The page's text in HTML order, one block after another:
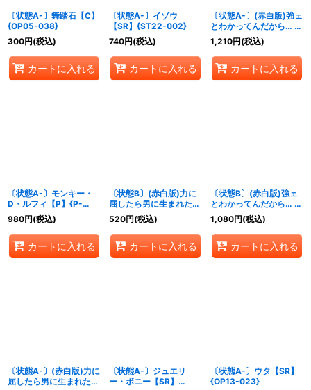
〔状態A-〕舞踏石【C】
{OP05-038}
300円(税込)
カートに入れる
〔状態A-〕イゾウ
【SR】{ST22-002}
740円(税込)
カートに入れる
〔状態A-〕(赤白版)強ェ
とわかってんだから… 始
めから全開だ!!!【R】
{OP13-040}
1,210円(税込)
カートに入れる
〔状態A-〕モンキー・
D・ルフィ【P】{P-
108}
980円(税込)
カートに入れる
〔状態B〕(赤白版)力に
屈したら男に生まれた意
味がねェだろう【R】
{OP13-057}
520円(税込)
カートに入れる
〔状態B〕(赤白版)強ェ
とわかってんだから… 始
めから全開だ!!!【R】
{OP13-040}
1,080円(税込)
カートに入れる
〔状態A-〕(赤白版)力に
屈したら男に生まれた意
〔状態A-〕ジュエリ
ー・ボニー【SR】
〔状態A-〕ウタ【SR】
{OP13-023}